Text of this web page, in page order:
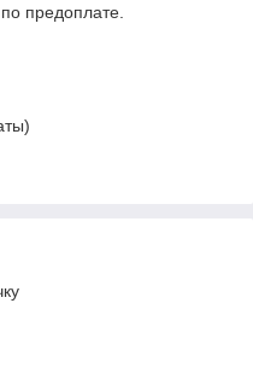
предоплате.